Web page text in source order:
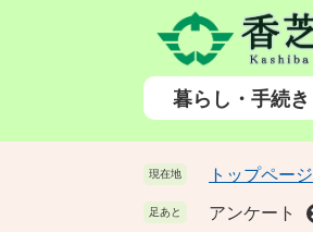
頭
飛
暮らし・手続き
現在地 トップページ
足あと アンケート